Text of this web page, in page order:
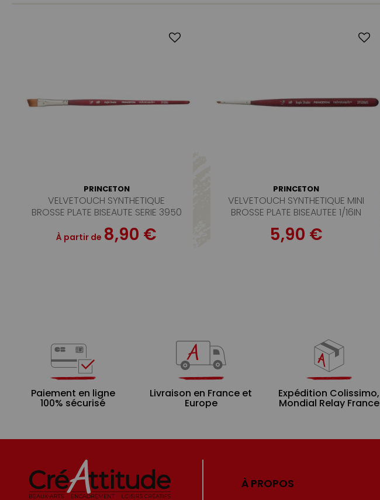
PRINCETON
VELVETOUCH SYNTHETIQUE
BROSSE PLATE BISEAUTE SERIE 3950
À partir de 8,90 €
PRINCETON
VELVETOUCH SYNTHETIQUE MINI
BROSSE PLATE BISEAUTEE 1/16IN
5,90 €
Paiement en ligne
100% sécurisé
Livraison en France et
Europe
Expédition Colissimo,
Mondial Relay France
À PROPOS